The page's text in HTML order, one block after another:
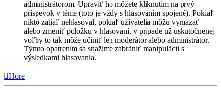
administrátorom. Upraviť ho môžete kliknutím na prvý
príspevok v téme (toto je vždy s hlasovaním spojené). Pokiaľ
nikto zatiaľ nehlasoval, pokiaľ užívatelia môžu vymazať
alebo zmeniť položku v hlasovaní, v prípade už uskutočnenej
voľby to tak môže učiniť len moderátor alebo administrátor.
Týmto opatrením sa snažíme zabrániť manipulácii s
výsledkami hlasovania.
Hore